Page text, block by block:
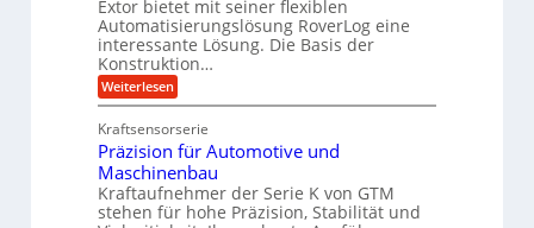
r
g
l
e
i
h
e
l
g
e
w
i
n
d
e
t
m
s
a
t
z
n
d
A
u
b
e
i
t
s
l
o
s
e
,
Extor bietet mit seiner flexiblen
Automatisierungslösung RoverLog eine
interessante Lösung. Die Basis der
Konstruktion…
Weiterlesen:
Z
h
n
s
t
a
n
Kraftsensorserie
Präzision für Automotive und
Maschinenbau
Kraftaufnehmer der Serie K von GTM
stehen für hohe Präzision, Stabilität und